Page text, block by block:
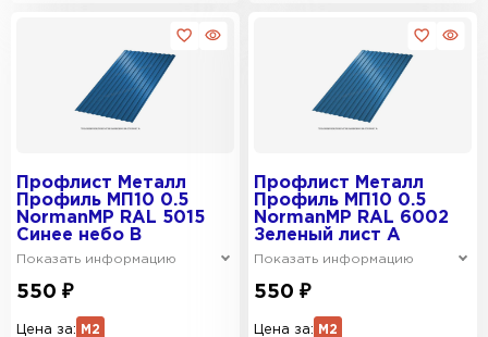
Профлист Металл
Профиль МП10 0.5
NormanMP RAL 5015
Синее небо B
Показать информацию
550 ₽
Цена за: М2
Профлист Металл
Профиль МП10 0.5
NormanMP RAL 6002
Зеленый лист A
Показать информацию
550 ₽
Цена за: М2